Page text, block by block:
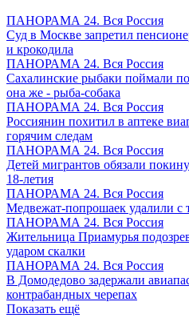
ПАНОРАМА 24. Вся Россия
Суд в Москве запретил
и крокодила
ПАНОРАМА 24. Вся Россия
Сахалинские рыбаки поймали
она же - рыба-собака
ПАНОРАМА 24. Вся Россия
Россиянин похитил в аптеке
горячим следам
ПАНОРАМА 24. Вся Россия
Детей мигрантов обязали
18-летия
ПАНОРАМА 24. Вся Россия
Медвежат-попрошаек удалили с
ПАНОРАМА 24. Вся Россия
Жительница Приамурья
ударом скалки
ПАНОРАМА 24. Вся Россия
В Домодедово задержали
контрабандных черепах
Показать ещё